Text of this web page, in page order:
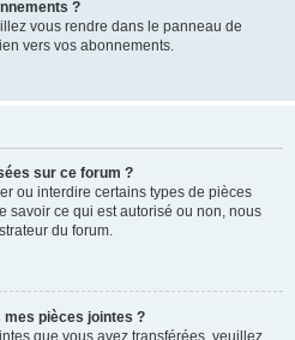
?
vous rendre dans le panneau de
vers vos abonnements.
sur ce forum ?
ou interdire certains types de pièces
savoir ce qui est autorisé ou non, nous
du forum.
pièces jointes ?
que vous avez transférées, veuillez